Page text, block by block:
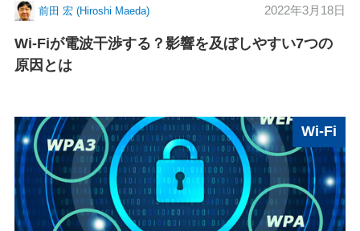
前田 宏 (Hiroshi Maeda) 2022年3月18日
Wi-Fiが電波干渉する？影響を及ぼしやすい7つの
原因とは
Wi-Fi